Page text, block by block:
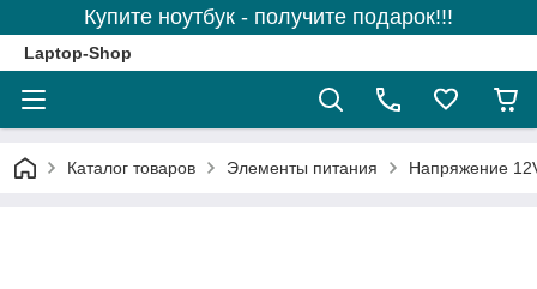
Купите ноутбук - получите подарок!!!
Laptop-Shop
Каталог товаров Элементы питания Напряжение